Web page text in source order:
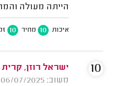
הייתה מעולה
איכות 10 מחיר 10
ישראל רוזן, קרית
משוב: 06/07/2025
10